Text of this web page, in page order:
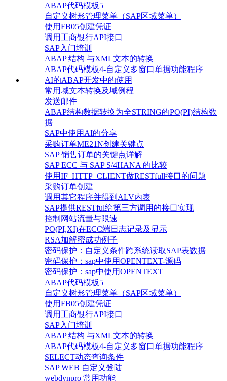
ABAP代码模板5
自定义树形管理菜单（SAP区域菜单）
使用FB05创建凭证
调用工商银行API接口
SAP入门培训
ABAP 结构 与XML文本的转换
ABAP代码模板4-自定义多窗口单据功能程序
AI的ABAP开发中的使用
常用域文本转换及域例程
发送邮件
ABAP结构数据转换为全STRING的PO(PI)结构数
据
SAP中使用AI的分享
采购订单ME21N创建关键点
SAP 销售订单的关键点详解
SAP ECC 与 SAP S/4HANA 的比较
使用IF_HTTP_CLIENT做RESTfull接口的问题
采购订单创建
调用其它程序并得到ALV内表
SAP提供RESTful给第三方调用的接口实现
控制网站流量与限速
PO(PI,XI)在ECC端日志记录及显示
RSA加解密成功例子
密码保护：自定义条件跨系统读取SAP表数据
密码保护：sap中使用OPENTEXT-源码
密码保护：sap中使用OPENTEXT
ABAP代码模板5
自定义树形管理菜单（SAP区域菜单）
使用FB05创建凭证
调用工商银行API接口
SAP入门培训
ABAP 结构 与XML文本的转换
ABAP代码模板4-自定义多窗口单据功能程序
SELECT动态查询条件
SAP WEB 自定义登陆
webdynpro 常用功能